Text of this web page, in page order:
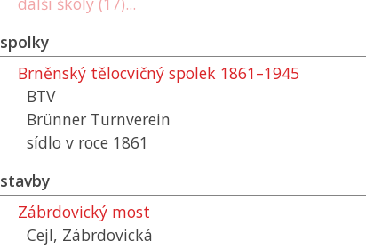
spolky
Brněnský tělocvičný spolek 1861–1945
BTV
Brünner Turnverein
sídlo v roce 1861
stavby
Zábrdovický most
Cejl, Zábrdovická